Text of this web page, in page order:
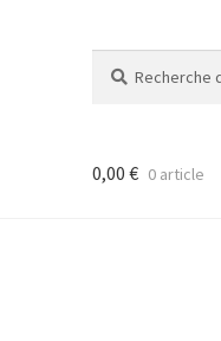
pour :
0,00 € 0 article